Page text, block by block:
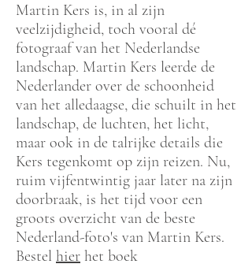
Martin Kers is, in al zijn
veelzijdigheid, toch vooral dé
fotograaf van het Nederlandse
landschap. Martin Kers leerde de
Nederlander over de schoonheid
van het alledaagse, die schuilt in het
landschap, de luchten, het licht,
maar ook in de talrijke details die
Kers tegenkomt op zijn reizen. Nu,
ruim vijfentwintig jaar later na zijn
doorbraak, is het tijd voor een
groots overzicht van de beste
Nederland-foto's van Martin Kers.
Bestel hier het boek